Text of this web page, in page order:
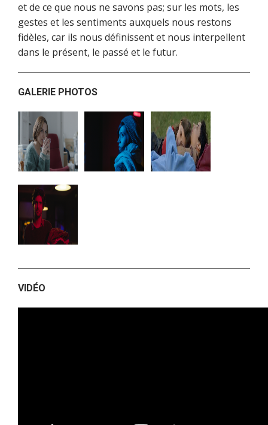
et de ce que nous ne savons pas; sur les mots, les
gestes et les sentiments auxquels nous restons
fidèles, car ils nous définissent et nous interpellent
dans le présent, le passé et le futur.
GALERIE PHOTOS
VIDÉO